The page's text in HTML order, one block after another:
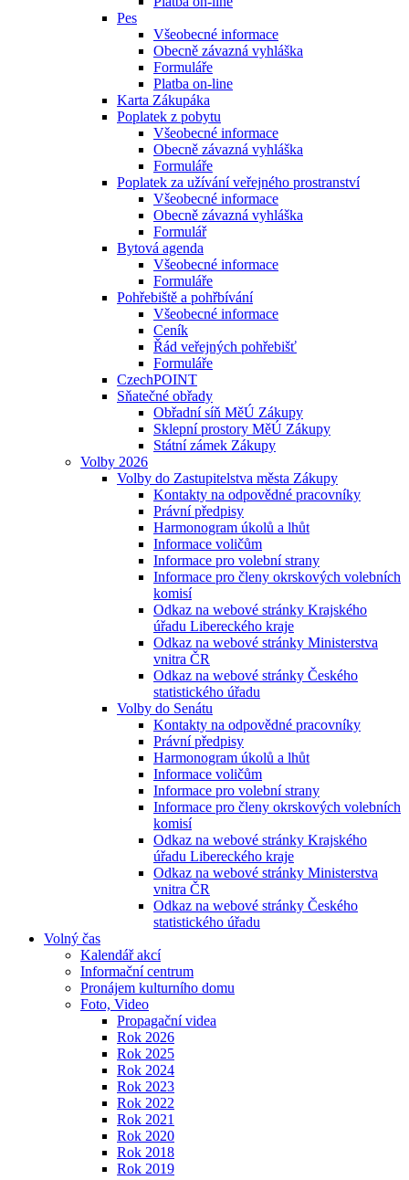
Pes
Všeobecné informace
Obecně závazná vyhláška
Formuláře
Platba on-line
Karta Zákupáka
Poplatek z pobytu
Všeobecné informace
Obecně závazná vyhláška
Formuláře
Poplatek za užívání veřejného prostranství
Všeobecné informace
Obecně závazná vyhláška
Formulář
Bytová agenda
Všeobecné informace
Formuláře
Pohřebiště a pohřbívání
Všeobecné informace
Ceník
Řád veřejných pohřebišť
Formuláře
CzechPOINT
Sňatečné obřady
Obřadní síň MěÚ Zákupy
Sklepní prostory MěÚ Zákupy
Státní zámek Zákupy
Volby 2026
Volby do Zastupitelstva města Zákupy
Kontakty na odpovědné pracovníky
Právní předpisy
Harmonogram úkolů a lhůt
Informace voličům
Informace pro volební strany
Informace pro členy okrskových volebních
komisí
Odkaz na webové stránky Krajského
úřadu Libereckého kraje
Odkaz na webové stránky Ministerstva
vnitra ČR
Odkaz na webové stránky Českého
statistického úřadu
Volby do Senátu
Kontakty na odpovědné pracovníky
Právní předpisy
Harmonogram úkolů a lhůt
Informace voličům
Informace pro volební strany
Informace pro členy okrskových volebních
komisí
Odkaz na webové stránky Krajského
úřadu Libereckého kraje
Odkaz na webové stránky Ministerstva
vnitra ČR
Odkaz na webové stránky Českého
statistického úřadu
Volný čas
Kalendář akcí
Informační centrum
Pronájem kulturního domu
Foto, Video
Propagační videa
Rok 2026
Rok 2025
Rok 2024
Rok 2023
Rok 2022
Rok 2021
Rok 2020
Rok 2018
Rok 2019